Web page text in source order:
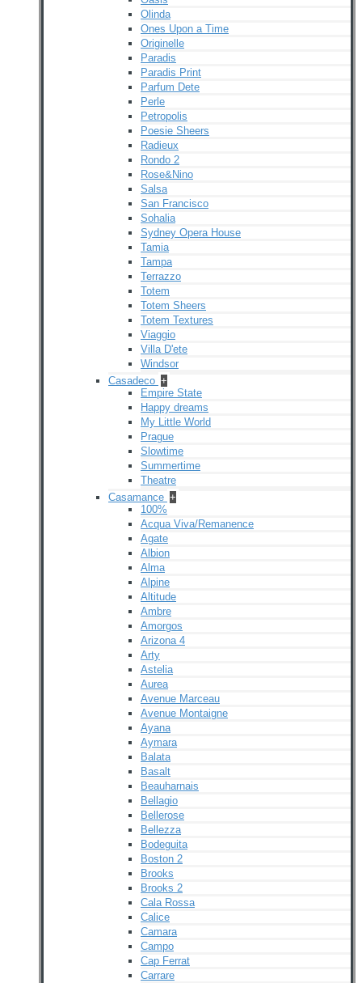
Olinda
Ones Upon a Time
Originelle
Paradis
Paradis Print
Parfum Dete
Perle
Petropolis
Poesie Sheers
Radieux
Rondo 2
Rose&Nino
Salsa
San Francisco
Sohalia
Sydney Opera House
Tamia
Tampa
Terrazzo
Totem
Totem Sheers
Totem Textures
Viaggio
Villa D'ete
Windsor
Casadeco +
Empire State
Happy dreams
My Little World
Prague
Slowtime
Summertime
Theatre
Casamance +
100%
Acqua Viva/Remanence
Agate
Albion
Alma
Alpine
Altitude
Ambre
Amorgos
Arizona 4
Arty
Astelia
Aurea
Avenue Marceau
Avenue Montaigne
Ayana
Aymara
Balata
Basalt
Beauharnais
Bellagio
Bellerose
Bellezza
Bodeguita
Boston 2
Brooks
Brooks 2
Cala Rossa
Calice
Camara
Campo
Cap Ferrat
Carrare